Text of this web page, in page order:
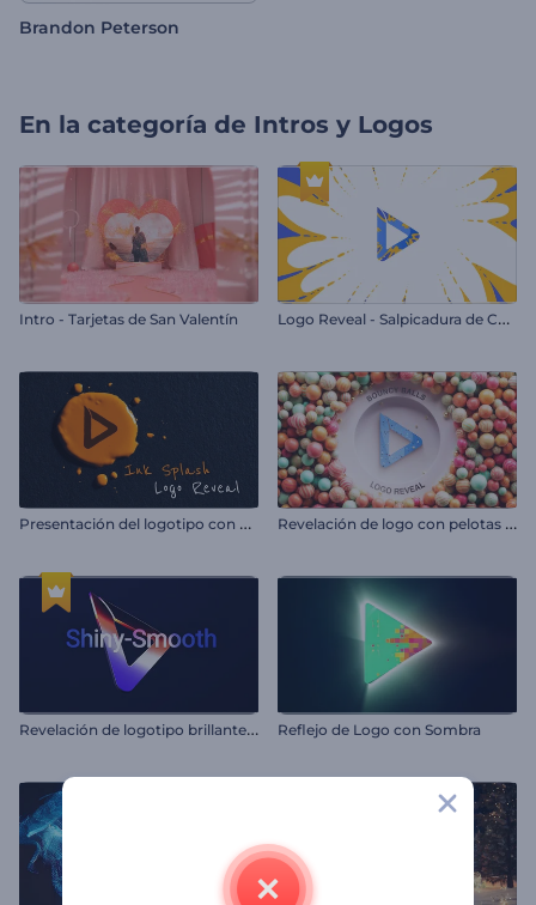
Brandon Peterson
En la categoría de Intros y Logos
Intro - Tarjetas de San Valentín L
ogo Reveal - Salpicadura de Colores
P
resentación del logotipo con efecto de salpicadura de tinta R
evelación de logo con pelotas en movimiento
R
evelación de logotipo brillante y suave Reflejo de Logo con Sombra